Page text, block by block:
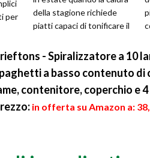
per
della stagione richiede
piatti capaci di tonificare il
- Spiralizzatore a 10
a basso contenuto
contenitore, coperchio e
in offerta su Amazon a: